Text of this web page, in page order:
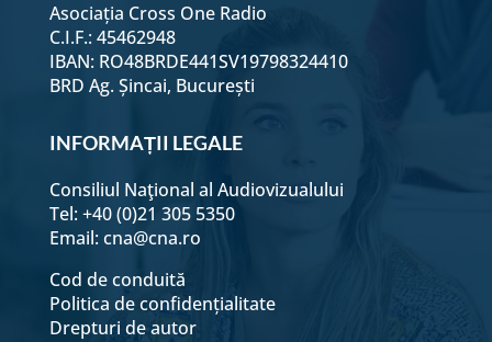
Asociația Cross One Radio
C.I.F.: 45462948
IBAN: RO48BRDE441SV19798324410
BRD Ag. Șincai, București
INFORMAȚII LEGALE
Consiliul Naţional al Audiovizualului
Tel: +40 (0)21 305 5350
Email: cna@cna.ro
Cod de conduită
Politica de confidențialitate
Drepturi de autor